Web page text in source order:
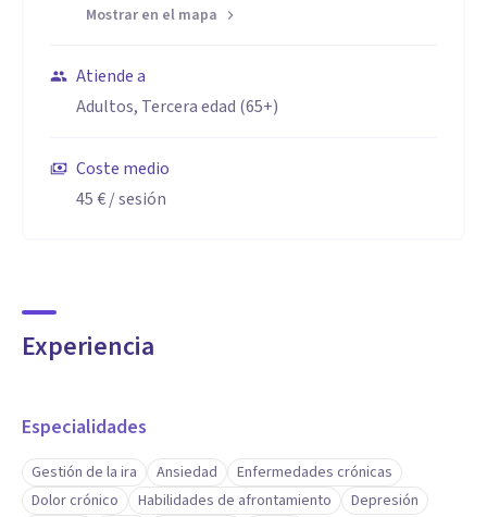
Mostrar en el mapa
Atiende a
Adultos, Tercera edad (65+)
Coste medio
45 €/ sesión
Experiencia
Especialidades
Gestión de la ira Ansiedad
Enfermedades crónicas
Dolor crónico
Habilidades de afrontamiento
Depresión